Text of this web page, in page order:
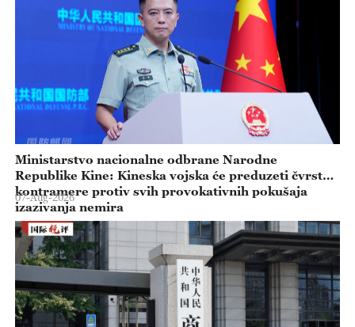
Ministarstvo nacionalne odbrane Narodne
Republike Kine: Kineska vojska će preduzeti čvrste
kontramere protiv svih provokativnih pokušaja
izazivanja nemira
07-Aug-2026